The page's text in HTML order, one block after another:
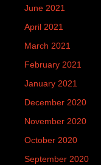
June 2021
April 2021
March 2021
February 2021
January 2021
December 2020
November 2020
October 2020
September 2020